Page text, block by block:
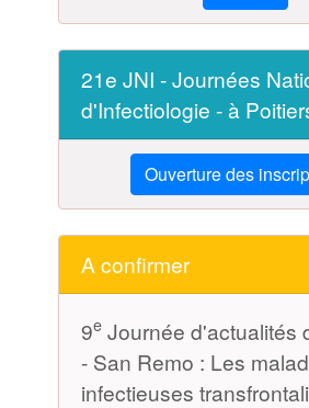
21e JNI - Journées
d'Infectiologie - à
Ouverture des
A confirmer
9e Journée d'actualités
- San Remo : Les
infectieuses